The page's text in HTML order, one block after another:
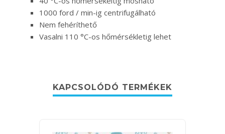
1000 ford / min-ig centrifugálható
Nem fehéríthető
Vasalni 110 °C-os hőmérsékletig lehet
KAPCSOLÓDÓ TERMÉKEK